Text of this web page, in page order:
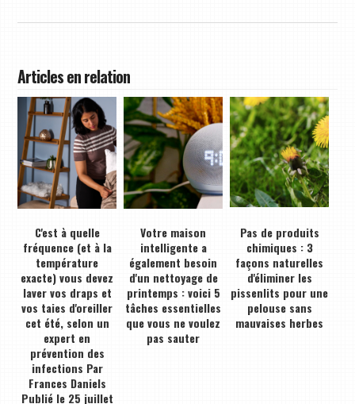
Articles en relation
C'est à quelle
fréquence (et à la
température
exacte) vous devez
laver vos draps et
vos taies d'oreiller
cet été, selon un
expert en
prévention des
infections Par
Frances Daniels
Publié le 25 juillet
Votre maison
intelligente a
également besoin
d'un nettoyage de
printemps : voici 5
tâches essentielles
que vous ne voulez
pas sauter
Pas de produits
chimiques : 3
façons naturelles
d'éliminer les
pissenlits pour une
pelouse sans
mauvaises herbes